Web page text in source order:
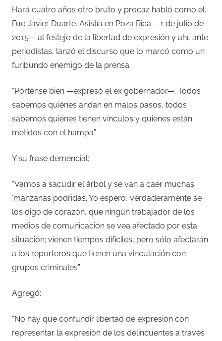
Hará cuatro años otro bruto y procaz habló como él.
Fue Javier Duarte. Asistía en Poza Rica —1 de julio de
2015— al festejo de la libertad de expresión y ahí, ante
periodistas, lanzó el discurso que lo marcó como un
furibundo enemigo de la prensa.
“Pórtense bien —expresó el ex gobernador—. Todos
sabemos quiénes andan en malos pasos, todos
sabemos quiénes tienen vínculos y quienes están
metidos con el hampa”.
Y su frase demencial:
“Vamos a sacudir el árbol y se van a caer muchas
‘manzanas podridas’. Yo espero, verdaderamente se
los digo de corazón, que ningún trabajador de los
medios de comunicación se vea afectado por esta
situación; vienen tiempos difíciles, pero sólo afectarán
a los reporteros que tienen una vinculación con
grupos criminales”.
Agregó:
“No hay que confundir libertad de expresión con
representar la expresión de los delincuentes a través